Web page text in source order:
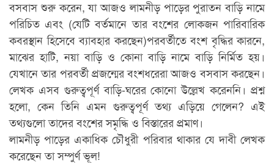
বসবাস শুরু করেন, যা আজও লামনীড় পাড়ের পুরাতন বাড়ি নামে
পরিচিত এবং (যেটি বর্তমানে তার বংশের লোকজন পারিবারিক
কবরস্থান হিসেবে ব্যাবহার করছেন)পরবর্তীতে বংশ বৃদ্ধির কারনে,
মাঝের হাটি, নয়া বাড়ি ও কোনা বাড়ি নামে বাড়ি নির্মিত হয়।
যেখানে তার পরবর্তী প্রজন্মের বংশধরেরা আজও বসবাস করছেন।
লেখক এসব গুরুত্বপূর্ণ বাড়ি-ঘরের কোনো উল্লেখ করেননি। প্রশ্ন
হলো, কেন তিনি এমন গুরুত্বপূর্ণ তথ্য এড়িয়ে গেলেন? এই
তথ্যগুলো তাদের বংশের সমৃদ্ধি ও বিস্তারের প্রমাণ।
লামনীড় পাড়ের একাধিক চৌধুরী পরিবার থাকার যে দাবী লেখক
করেছেন তা সম্পুর্ণ ভূল!